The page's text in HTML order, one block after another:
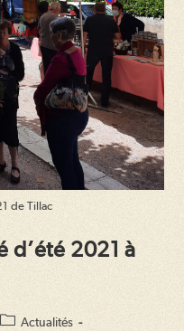
de Tillac
d’été 2021 à
PostActualités